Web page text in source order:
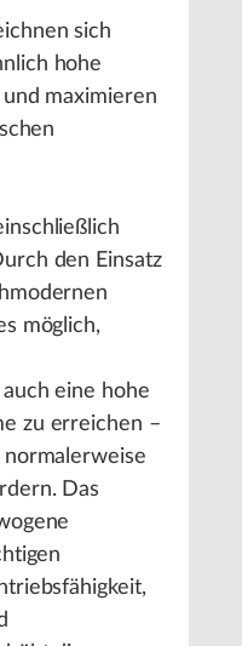
sich
hohe
maximieren
den Einsatz
möglich,
eine hohe
zu erreichen –
normalerweise
Das